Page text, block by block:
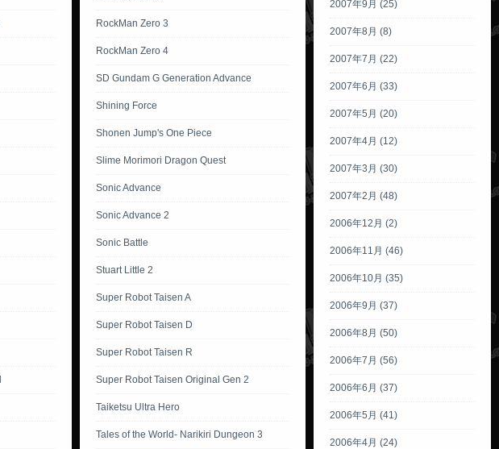
RockMan Zero 3
RockMan Zero 4
SD Gundam G Generation Advance
Shining Force
Shonen Jump's One Piece
Slime Morimori Dragon Quest
Sonic Advance
Sonic Advance 2
Sonic Battle
Stuart Little 2
Super Robot Taisen A
Super Robot Taisen D
Super Robot Taisen R
Super Robot Taisen Original Gen 2
Taiketsu Ultra Hero
Tales of the World- Narikiri Dungeon 3
2007年9月 (25)
2007年8月 (8)
2007年7月 (22)
2007年6月 (33)
2007年5月 (20)
2007年4月 (12)
2007年3月 (30)
2007年2月 (48)
2006年12月 (2)
2006年11月 (46)
2006年10月 (35)
2006年9月 (37)
2006年8月 (50)
2006年7月 (56)
2006年6月 (37)
2006年5月 (41)
2006年4月 (24)